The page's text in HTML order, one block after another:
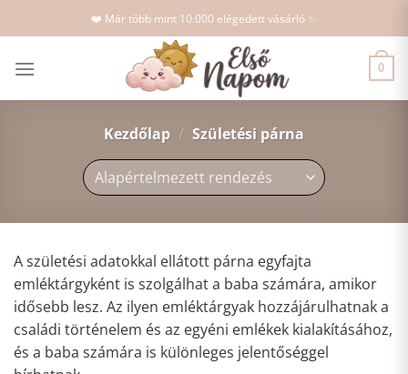
to
❤️ Már több mint 10.000 elégedett vásárló ✨
0
Kezdőlap / Születési párna
A születési adatokkal ellátott párna egyfajta
emléktárgyként is szolgálhat a baba számára, amikor
idősebb lesz. Az ilyen emléktárgyak hozzájárulhatnak a
családi történelem és az egyéni emlékek kialakításához,
és a baba számára is különleges jelentőséggel